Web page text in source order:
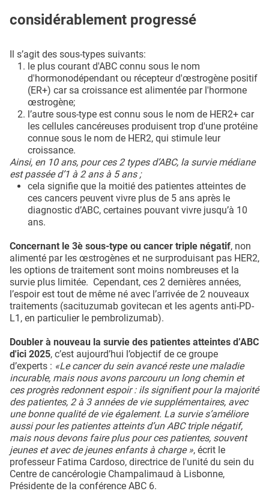
considérablement progressé
Il s’agit des sous-types suivants:
le plus courant d'ABC connu sous le nom
d'hormonodépendant ou récepteur d'œstrogène positif
(ER+) car sa croissance est alimentée par l'hormone
œstrogène;
l’autre sous-type est connu sous le nom de HER2+ car
les cellules cancéreuses produisent trop d'une protéine
connue sous le nom de HER2, qui stimule leur
croissance.
Ainsi, en 10 ans, pour ces 2 types d’ABC, la survie médiane
est passée d’1 à 2 ans à 5 ans ;
cela signifie que la moitié des patientes atteintes de
ces cancers peuvent vivre plus de 5 ans après le
diagnostic d’ABC, certaines pouvant vivre jusqu’à 10
ans.
Concernant le 3è sous-type ou cancer triple négatif, non
alimenté par les œstrogènes et ne surproduisant pas HER2,
les options de traitement sont moins nombreuses et la
survie plus limitée. Cependant, ces 2 dernières années,
l’espoir est tout de même né avec l’arrivée de 2 nouveaux
traitements (sacituzumab govitecan et les agents anti-PD-
L1, en particulier le pembrolizumab).
Doubler à nouveau la survie des patientes atteintes d’ABC
d'ici 2025, c’est aujourd’hui l’objectif de ce groupe
d’experts : «Le cancer du sein avancé reste une maladie
incurable, mais nous avons parcouru un long chemin et
ces progrès redonnent espoir : ils signifient pour la majorité
des patientes, 2 à 3 années de vie supplémentaires, avec
une bonne qualité de vie également. La survie s’améliore
aussi pour les patientes atteints d’un ABC triple négatif,
mais nous devons faire plus pour ces patientes, souvent
jeunes et avec de jeunes enfants à charge », écrit le
professeur Fatima Cardoso, directrice de l'unité du sein du
Centre de cancérologie Champalimaud à Lisbonne,
Présidente de la conférence ABC 6.